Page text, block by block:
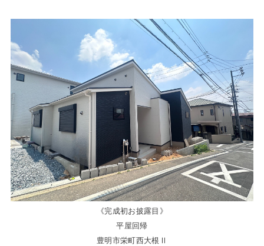
《完成初お披露目》
平屋回帰
豊明市栄町西大根Ⅱ